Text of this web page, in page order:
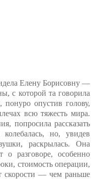
Елену Борисовну —
с которой та говорила
опустив голову,
всю тяжесть мира.
попросила рассказать
но, увидев
раскрылась. Она
о разговоре, особенно
стоимость операции,
скорости — чем раньше